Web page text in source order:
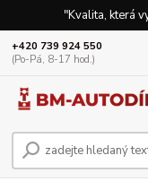
"Kvalita, která
+420 739 924 550
(Po-Pá, 8-17 hod.)